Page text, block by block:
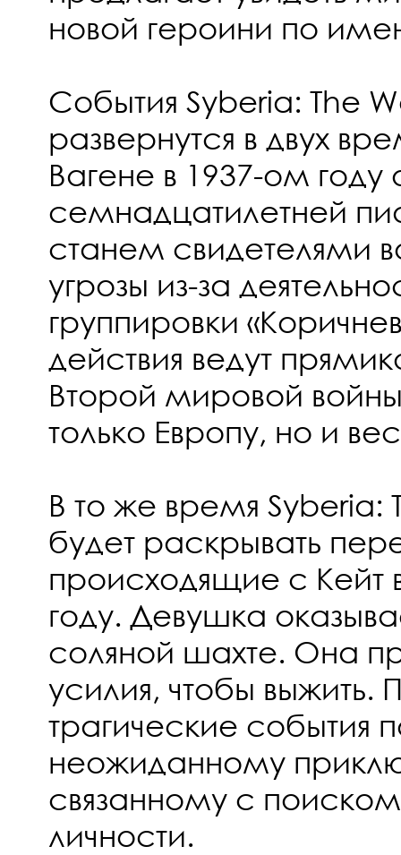
новой героини по
События Syberia: The
развернутся в двух
Вагене в 1937-ом году
семнадцатилетней
станем свидетелями
угрозы из-за
группировки
действия ведут
Второй мировой
только Европу, но и
В то же время Syberia:
будет раскрывать
происходящие с Кейт
году. Девушка
соляной шахте. Она
усилия, чтобы выжить.
трагические события
неожиданному
связанному с
личности.